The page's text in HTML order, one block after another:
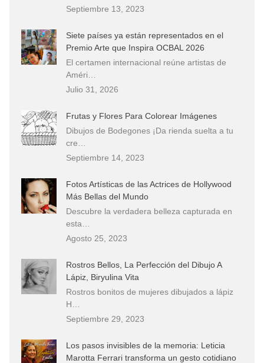
Septiembre 13, 2023
Siete países ya están representados en el
Premio Arte que Inspira OCBAL 2026
El certamen internacional reúne artistas de
Améri…
Julio 31, 2026
Frutas y Flores Para Colorear Imágenes
Dibujos de Bodegones ¡Da rienda suelta a tu
cre…
Septiembre 14, 2023
Fotos Artísticas de las Actrices de Hollywood
Más Bellas del Mundo
Descubre la verdadera belleza capturada en
esta…
Agosto 25, 2023
Rostros Bellos, La Perfección del Dibujo A
Lápiz, Biryulina Vita
Rostros bonitos de mujeres dibujados a lápiz
H…
Septiembre 29, 2023
Los pasos invisibles de la memoria: Leticia
Marotta Ferrari transforma un gesto cotidiano